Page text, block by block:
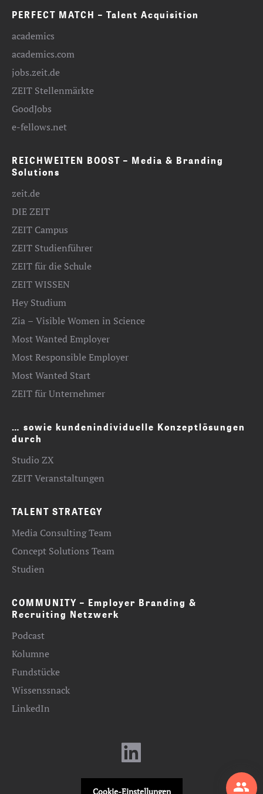
PERFECT MATCH – Talent Acquisition
academics
academics.com
jobs.zeit.de
ZEIT Stellenmärkte
GoodJobs
e-fellows.net
REICHWEITEN BOOST – Media & Branding
Solutions
zeit.de
DIE ZEIT
ZEIT Campus
ZEIT Studienführer
ZEIT für die Schule
ZEIT WISSEN
Hey Studium
Zia – Visible Women in Science
Most Wanted Employer
Most Responsible Employer
Most Wanted Start
ZEIT für Unternehmer
… sowie kundenindividuelle Konzeptlösungen
durch
Studio ZX
ZEIT Veranstaltungen
TALENT STRATEGY
Media Consulting Team
Concept Solutions Team
Studien
COMMUNITY – Employer Branding &
Recruiting Netzwerk
Podcast
Kolumne
Fundstücke
Wissenssnack
LinkedIn
Cookie-Einstellungen